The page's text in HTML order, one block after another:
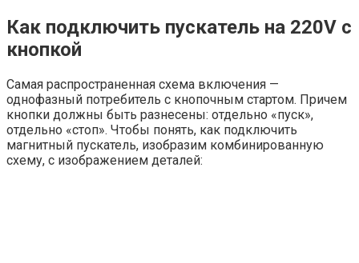
Как подключить пускатель на 220V с
кнопкой
Самая распространенная схема включения —
однофазный потребитель с кнопочным стартом. Причем
кнопки должны быть разнесены: отдельно «пуск»,
отдельно «стоп». Чтобы понять, как подключить
магнитный пускатель, изобразим комбинированную
схему, с изображением деталей: